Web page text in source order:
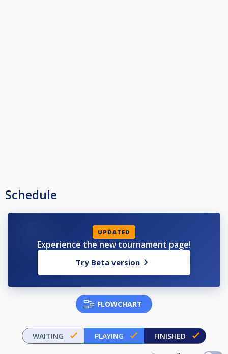
Schedule
UPDATED
Experience the new tournament page!
Try Beta version
FLOWCHART
WAITING PLAYING FINISHED